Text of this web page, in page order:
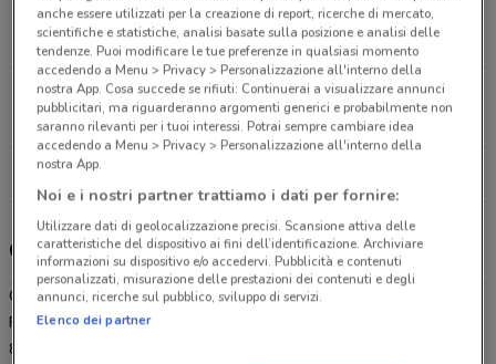
Via della Libertà, 29/31 San Sebastiano Al Vesuvio
6.5 km
via Europa n°25/A Cercola
7 km
APERTO
Gli sconti del nuovo volantino Coop e i negozi
Coop è presente in vari punti della città: lo trovi in Via Monsignor
Felice Romano Torre Del Greco, Via Monsignore Felice Romano 36
80059 Torre del Greco NA Torre Del Greco, Via Caprile 9 Ercolano,
anche essere utilizzati per la creazione di report, ricerche di mercato,
scientifiche e statistiche, analisi basate sulla posizione e analisi delle
tendenze. Puoi modificare le tue preferenze in qualsiasi momento
accedendo a Menu > Privacy > Personalizzazione all'interno della
nostra App. Cosa succede se rifiuti: Continuerai a visualizzare annunci
pubblicitari, ma riguarderanno argomenti generici e probabilmente non
saranno rilevanti per i tuoi interessi. Potrai sempre cambiare idea
accedendo a Menu > Privacy > Personalizzazione all'interno della
nostra App.
Noi e i nostri partner trattiamo i dati per fornire:
Utilizzare dati di geolocalizzazione precisi. Scansione attiva delle
caratteristiche del dispositivo ai fini dell’identificazione. Archiviare
informazioni su dispositivo e/o accedervi. Pubblicità e contenuti
personalizzati, misurazione delle prestazioni dei contenuti e degli
annunci, ricerche sul pubblico, sviluppo di servizi.
Elenco dei partner